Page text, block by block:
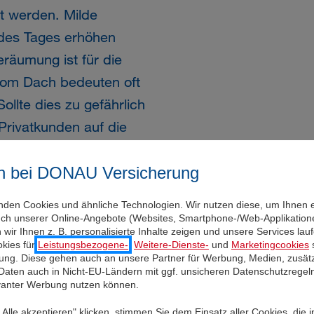
bei DONAU Versicherung
Cookies und ähnliche Technologien. Wir nutzen diese, um Ihnen
unserer Online-Angebote (Websites, Smartphone-/Web-
wir Ihnen z. B. personalisierte Inhalte zeigen und unsere Services
für Leistungsbezogene- Weitere-Dienste- und Marketingcookies
Diese gehen auch an unsere Partner für Werbung, Medien,
auch in Nicht-EU-Ländern mit ggf. unsicheren
Werbung nutzen können.
akzeptieren" klicken, stimmen Sie dem Einsatz aller Cookies, die
werden. Milde
Tages erhöhen
ist für die
Dach bedeuten oft
dies zu gefährlich
auf die
unserer Kunden.
wir unsere Kunden
Müller, DONAU
wollen wir
Schnee auf